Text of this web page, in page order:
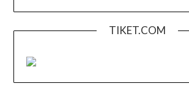
TIKET.COM